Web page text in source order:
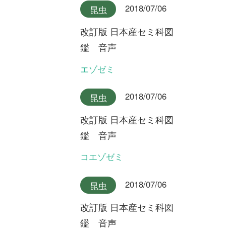
植物 FREE 2025/09/17
永田芳男さんの日本全
国花行脚
種・ゲイビゼキショウ
植物 FREE 2024/08/06
永田芳男さんの日本全
国花行脚
ランを探して ～鹿児島県屋
久島～